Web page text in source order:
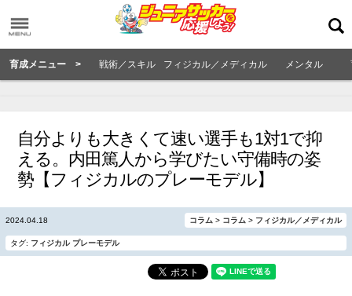
育成メニュー > 戦術／スキル フィジカル／メディカル メンタル
自分よりも大きくて速い選手も1対1で抑
える。内田篤人から学びたい守備時の姿
勢【フィジカルのプレーモデル】
2024.04.18 コラム > コラム > フィジカル／メディカル
タグ: フィジカル プレーモデル